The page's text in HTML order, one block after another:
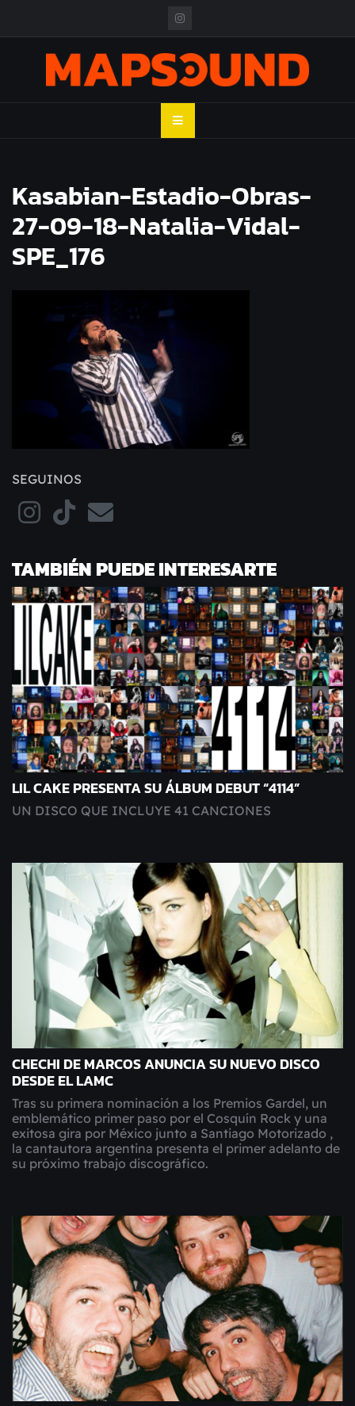
MAPSOUND
Kasabian-Estadio-Obras-
27-09-18-Natalia-Vidal-
SPE_176
SEGUINOS
TAMBIÉN PUEDE INTERESARTE
LIL CAKE PRESENTA SU ÁLBUM DEBUT “4114”
UN DISCO QUE INCLUYE 41 CANCIONES
CHECHI DE MARCOS ANUNCIA SU NUEVO DISCO
DESDE EL LAMC
Tras su primera nominación a los Premios Gardel, un
emblemático primer paso por el Cosquín Rock y una
exitosa gira por México junto a Santiago Motorizado ,
la cantautora argentina presenta el primer adelanto de
su próximo trabajo discográfico.